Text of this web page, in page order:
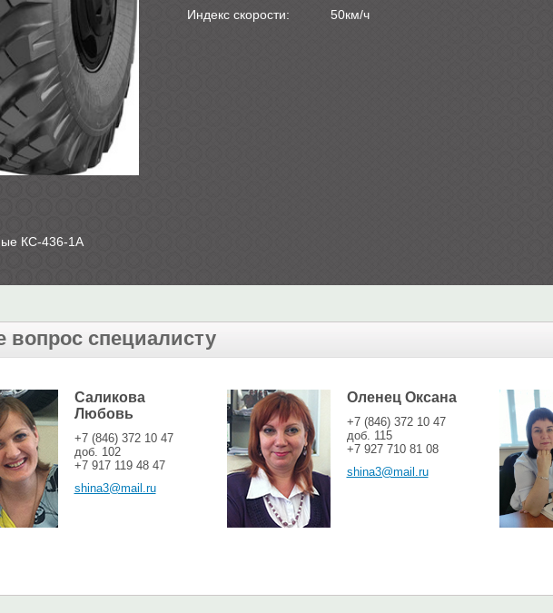
Индекс скорости:
50км/ч
КС-436-1А
вопрос специалисту
Саликова
Любовь
+7 (846) 372 10 47
доб. 102
+7 917 119 48 47
shina3@mail.ru
Оленец Оксана
+7 (846) 372 10 47
доб. 115
+7 927 710 81 08
shina3@mail.ru